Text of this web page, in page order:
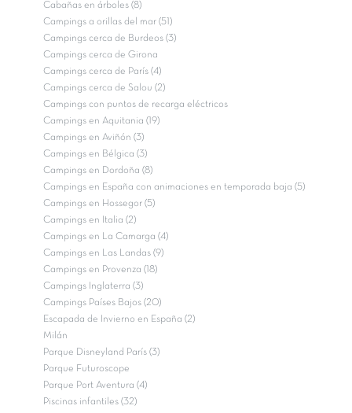
Cabañas en árboles (8)
Campings a orillas del mar (51)
Campings cerca de Burdeos (3)
Campings cerca de Girona
Campings cerca de París (4)
Campings cerca de Salou (2)
Campings con puntos de recarga eléctricos
Campings en Aquitania (19)
Campings en Aviñón (3)
Campings en Bélgica (3)
Campings en Dordoña (8)
Campings en España con animaciones en temporada baja (5)
Campings en Hossegor (5)
Campings en Italia (2)
Campings en La Camarga (4)
Campings en Las Landas (9)
Campings en Provenza (18)
Campings Inglaterra (3)
Campings Países Bajos (20)
Escapada de Invierno en España (2)
Milán
Parque Disneyland París (3)
Parque Futuroscope
Parque Port Aventura (4)
Piscinas infantiles (32)